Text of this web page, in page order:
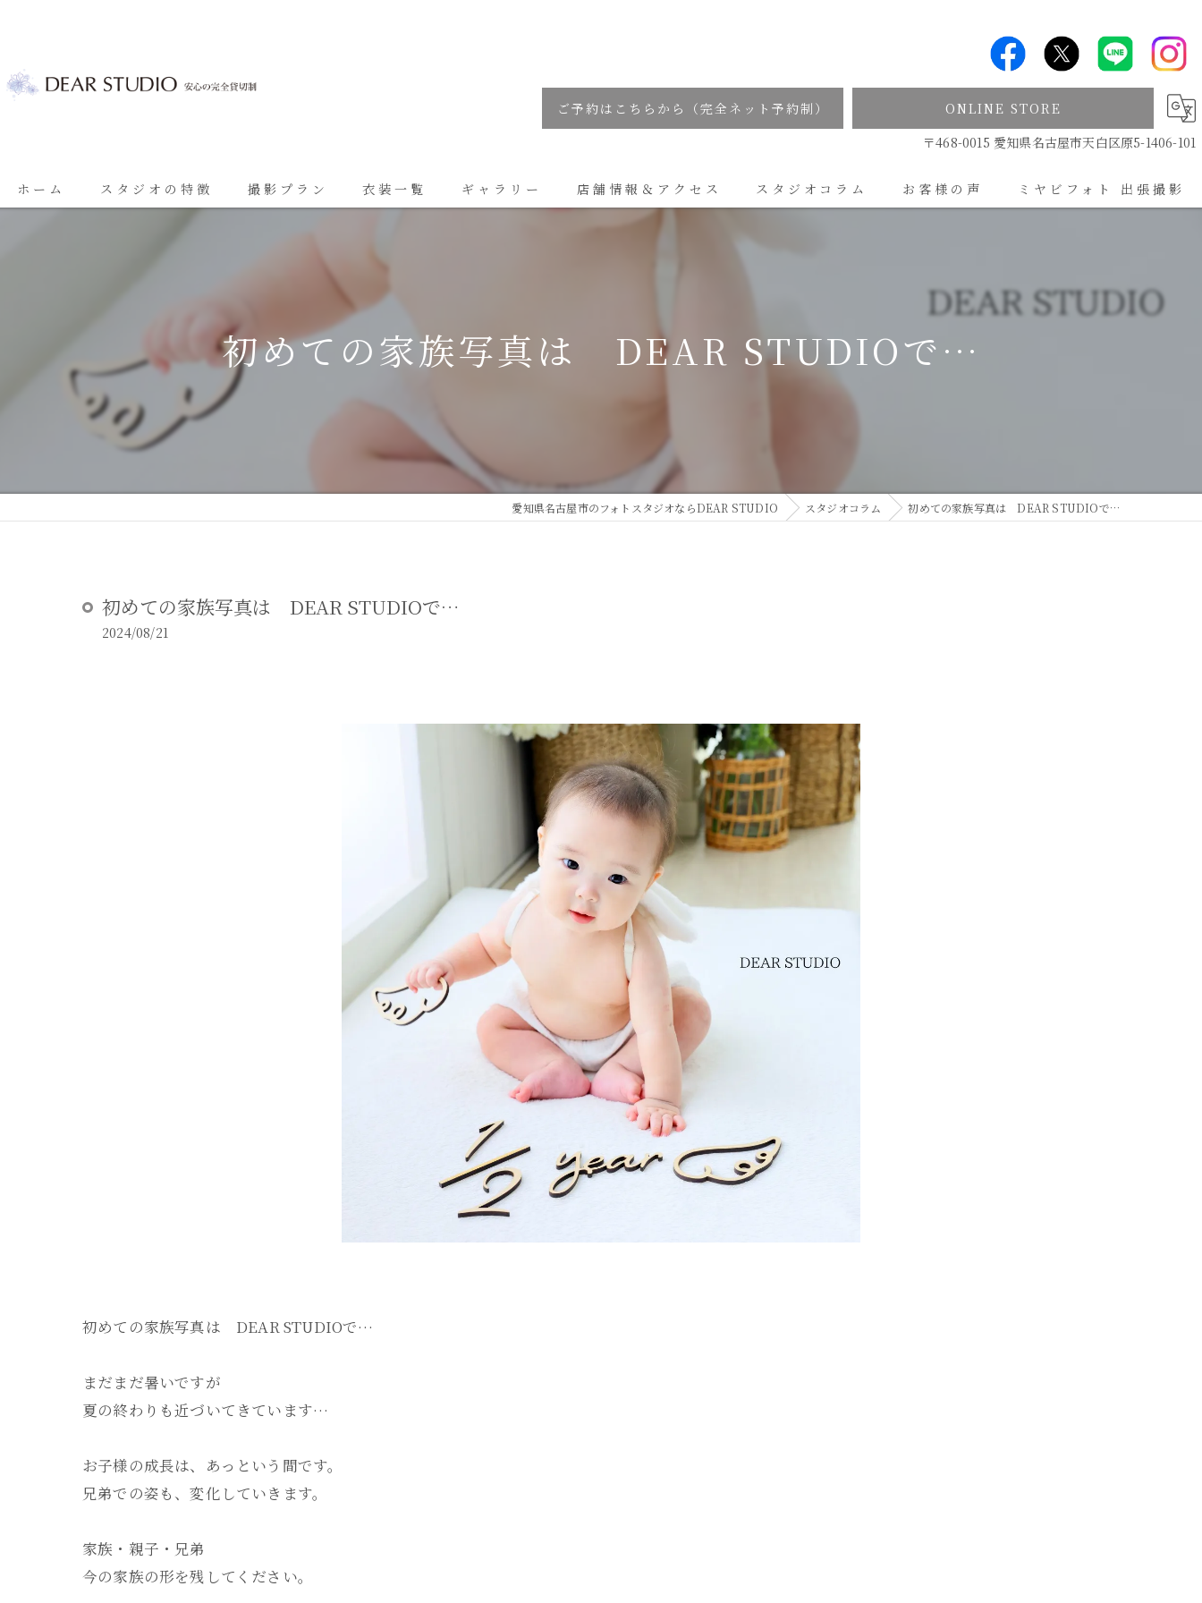
ご予約はこちらから（完全ネット予約制）
ONLINE STORE
〒468-0015 愛知県名古屋市天白区原5-1406-101
ホーム スタジオの特徴
ブライダル
DEAR STUDIOとは
DEAR STUDIOご利用ガイド
撮影プラン
ブライダルプラン
思い出に残る成人振袖撮影
衣装一覧 ギャラリー 店舗情報＆アクセス スタジオコラム
コラム
お客様の声 ミヤビフォト 出張撮影
初めての家族写真は DEAR STUDIOで…
愛知県名古屋市のフォトスタジオならDEAR STUDIO スタジオコラム 初めての家族写真は DEAR STUDIOで…
初めての家族写真は DEAR STUDIOで…
2024/08/21
初めての家族写真は DEAR STUDIOで…
まだまだ暑いですが
夏の終わりも近づいてきています…
お子様の成長は、あっという間です。
兄弟での姿も、変化していきます。
家族・親子・兄弟
今の家族の形を残してください。